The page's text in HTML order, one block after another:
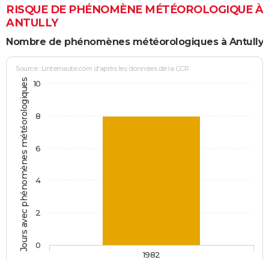
RISQUE DE PHÉNOMÈNE MÉTÉOROLOGIQUE À
ANTULLY
Nombre de phénomènes météorologiques à Antully
Jours avec phénomènes météorologiques
Source : Linternaute.com d'après les données de la CCR
1982
0
2
4
6
8
10